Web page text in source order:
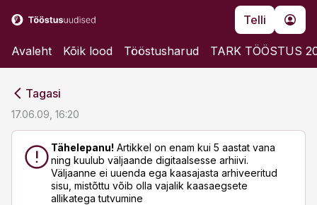
Telli
Avaleht Kõik lood Tööstusharud TARK TÖÖSTUS
Tagasi
17.06.09, 16:20
Tähelepanu! Artikkel on enam kui 5 aastat vana
ning kuulub väljaande digitaalsesse arhiivi.
Väljaanne ei uuenda ega kaasajasta arhiveeritud
sisu, mistõttu võib olla vajalik kaasaegsete
allikatega tutvumine